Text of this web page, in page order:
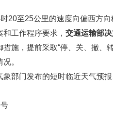
20至25公里的速度向偏西方
工作程序要求， 交通运输部
施，提前采取“停、关、撤、转
。
部门发布的短时临近天气预